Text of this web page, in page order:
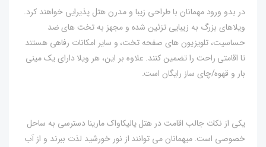
در بدو ورود مهمانان با طراحی زیبا و مدرن هتل پذیرایی خواهند کرد.
ویلاهای بزرگ به زیبایی تزئین شده و مجهز به تخت های ضد
حساسیت، تلویزیون های صفحه تخت، و سایر امکانات رفاهی هستند
تا اقامتی راحت را تضمین کنند. علاوه بر این، هر ویلا دارای یک مینی
بار و قهوه/چای ساز رایگان است.
یکی از نکات جالب اقامت در هتل یالیکاواک مارینا دسترسی به ساحل
خصوصی است. میهمانان می توانند از نور خورشید لذت ببرند و از آب